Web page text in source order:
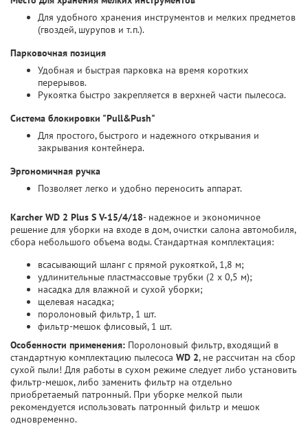
Для удобного хранения инструментов и мелких предметов
(гвоздей, шурупов и т.п.).
Парковочная позиция
Удобная и быстрая парковка на время коротких
перерывов.
Рукоятка быстро закрепляется в верхней части пылесоса.
Система блокировки "Pull&Push"
Для простого, быстрого и надежного открывания и
закрывания контейнера.
Эргономичная ручка
Позволяет легко и удобно переносить аппарат.
Karcher WD 2 Plus S V-15/4/18- надежное и экономичное
решение для уборки на входе в дом, очистки салона автомобиля,
сбора небольшого объема воды. Стандартная комплектация:
всасывающий шланг с прямой рукояткой, 1,8 м;
удлинительные пластмассовые трубки (2 х 0,5 м);
насадка для влажной и сухой уборки;
щелевая насадка;
поролоновый фильтр, 1 шт.
фильтр-мешок флисовый, 1 шт.
Особенности применения: Поролоновый фильтр, входящий в
стандартную комплектацию пылесоса WD 2, не рассчитан на сбор
сухой пыли! Для работы в сухом режиме следует либо установить
фильтр-мешок, либо заменить фильтр на отдельно
приобретаемый патронный. При уборке мелкой пыли
рекомендуется использовать патронный фильтр и мешок
одновременно.